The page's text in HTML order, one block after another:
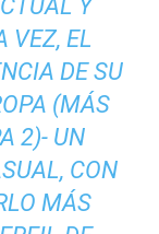
Y
VEZ, EL
DE SU
(MÁS
2)- UN
CON
MÁS